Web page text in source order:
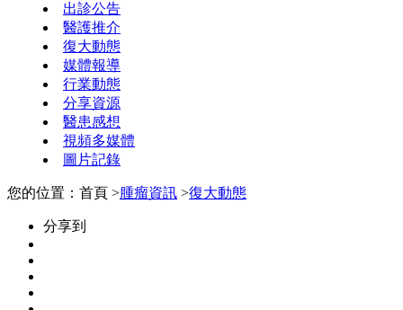
出診公告
醫護推介
復大動態
媒體報導
行業動態
分享資源
醫患感想
視頻多媒體
圖片記錄
您的位置：首頁 >腫瘤資訊 >復大動態
分享到